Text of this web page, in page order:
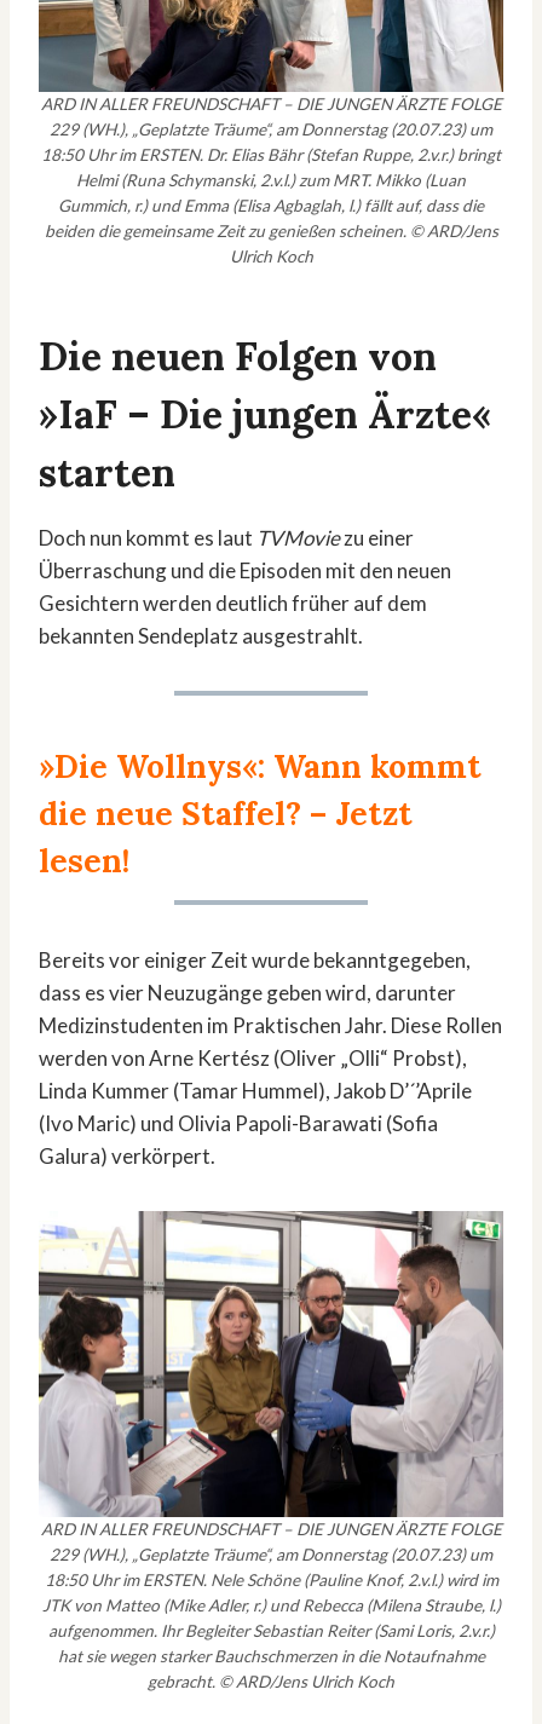
ARD IN ALLER FREUNDSCHAFT – DIE JUNGEN ÄRZTE FOLGE
229 (WH.), „Geplatzte Träume“, am Donnerstag (20.07.23) um
18:50 Uhr im ERSTEN. Dr. Elias Bähr (Stefan Ruppe, 2.v.r.) bringt
Helmi (Runa Schymanski, 2.v.l.) zum MRT. Mikko (Luan
Gummich, r.) und Emma (Elisa Agbaglah, l.) fällt auf, dass die
beiden die gemeinsame Zeit zu genießen scheinen. © ARD/Jens
Ulrich Koch
Die neuen Folgen von
»IaF – Die jungen Ärzte«
starten
Doch nun kommt es laut TVMoviezu einer
Überraschung und die Episoden mit den neuen
Gesichtern werden deutlich früher auf dem
bekannten Sendeplatz ausgestrahlt.
»Die Wollnys«: Wann kommt
die neue Staffel? – Jetzt
lesen!
Bereits vor einiger Zeit wurde bekanntgegeben,
dass es vier Neuzugänge geben wird, darunter
Medizinstudenten im Praktischen Jahr. Diese Rollen
werden von Arne Kertész (Oliver „Olli“ Probst),
Linda Kummer (Tamar Hummel), Jakob D’´’Aprile
(Ivo Maric) und Olivia Papoli-Barawati (Sofia
Galura) verkörpert.
ARD IN ALLER FREUNDSCHAFT – DIE JUNGEN ÄRZTE FOLGE
229 (WH.), „Geplatzte Träume“, am Donnerstag (20.07.23) um
18:50 Uhr im ERSTEN. Nele Schöne (Pauline Knof, 2.v.l.) wird im
JTK von Matteo (Mike Adler, r.) und Rebecca (Milena Straube, l.)
aufgenommen. Ihr Begleiter Sebastian Reiter (Sami Loris, 2.v.r.)
hat sie wegen starker Bauchschmerzen in die Notaufnahme
gebracht. © ARD/Jens Ulrich Koch